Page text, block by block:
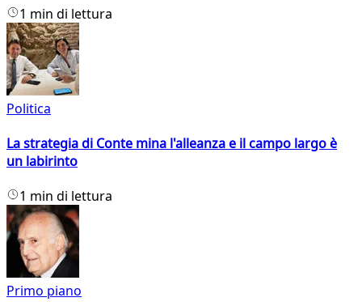
1 min di lettura
Politica
La strategia di Conte mina l'alleanza e il campo largo è
un labirinto
1 min di lettura
Primo piano